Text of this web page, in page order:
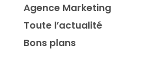
Agence Marketing
Toute l’actualité
Bons plans